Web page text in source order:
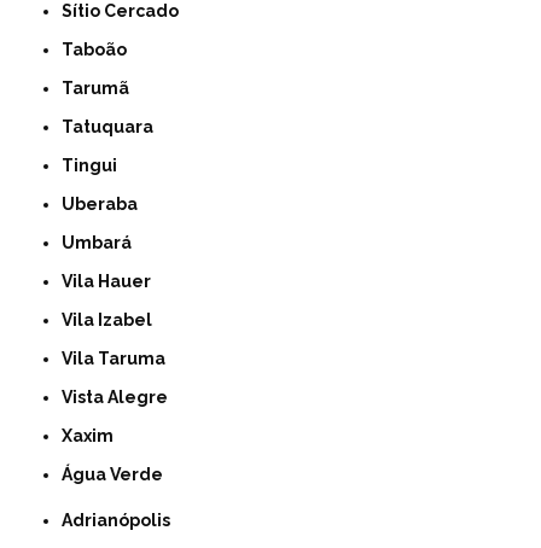
Sítio Cercado
Taboão
Tarumã
Tatuquara
Tingui
Uberaba
Umbará
Vila Hauer
Vila Izabel
Vila Taruma
Vista Alegre
Xaxim
Água Verde
Adrianópolis